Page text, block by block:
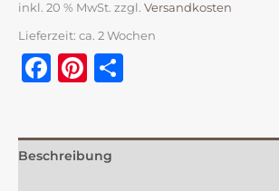
inkl. 20 % MwSt. zzgl. Versandkosten
Lieferzeit: ca. 2 Wochen
Facebook
Pinterest
Beschreibung